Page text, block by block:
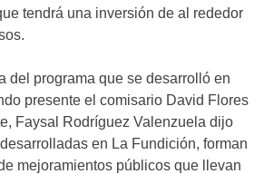
tendrá una inversión de al rededor
del programa que se desarrolló en
presente el comisario David Flores
Faysal Rodríguez Valenzuela dijo
en La Fundición, forman
mejoramientos públicos que llevan